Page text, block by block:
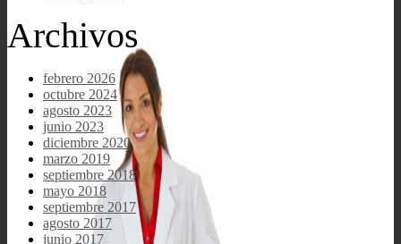
Archivos
febrero 2026
octubre 2024
agosto 2023
junio 2023
diciembre 2020
marzo 2019
septiembre 2018
mayo 2018
septiembre 2017
agosto 2017
junio 2017